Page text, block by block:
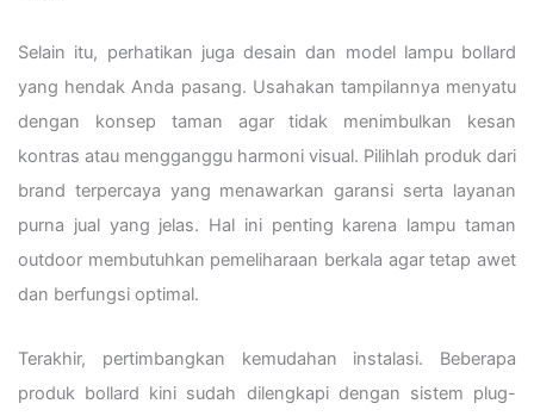
Selain itu, perhatikan juga desain dan model lampu bollard
yang hendak Anda pasang. Usahakan tampilannya menyatu
dengan konsep taman agar tidak menimbulkan kesan
kontras atau mengganggu harmoni visual. Pilihlah produk dari
brand terpercaya yang menawarkan garansi serta layanan
purna jual yang jelas. Hal ini penting karena lampu taman
outdoor membutuhkan pemeliharaan berkala agar tetap awet
dan berfungsi optimal.
Terakhir, pertimbangkan kemudahan instalasi. Beberapa
produk bollard kini sudah dilengkapi dengan sistem plug-